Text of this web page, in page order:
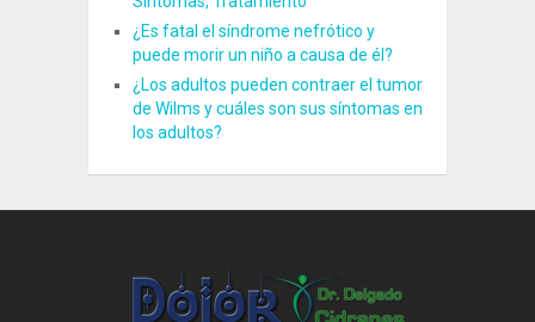
¿Es fatal el síndrome nefrótico y
puede morir un niño a causa de él?
¿Los adultos pueden contraer el tumor
de Wilms y cuáles son sus síntomas en
los adultos?